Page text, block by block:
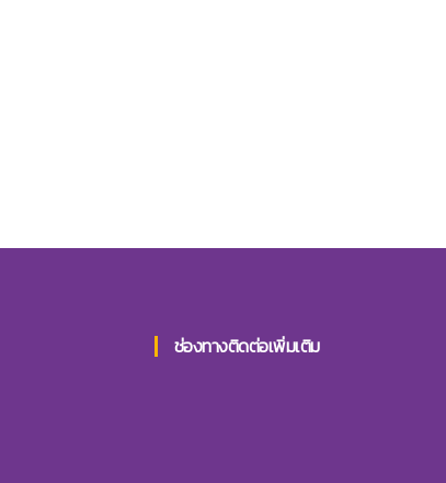
ช่องทางติดต่อเพิ่มเติม